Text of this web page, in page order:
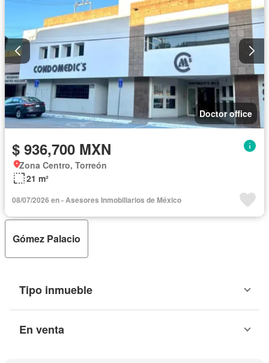
Doctor office
$ 936,700 MXN
Zona Centro, Torreón
21 m²
08/07/2026 en - Asesores Inmobiliarios de México
Gómez Palacio
Tipo inmueble
En venta